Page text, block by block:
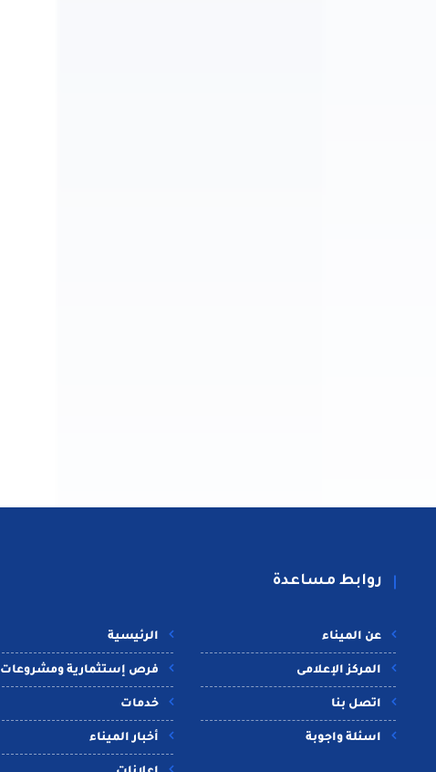
روابط مساعدة
الرئيسية
فرص إستثمارية ومشروعات
خدمات
أخبار الميناء
عن الميناء
المركز الإعلامى
اتصل بنا
اسئلة واجوبة